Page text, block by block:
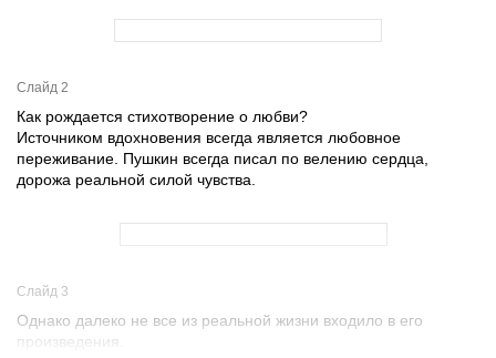
Слайд 2
Как рождается стихотворение о любви?
Источником вдохновения всегда является любовное
переживание. Пушкин всегда писал по велению сердца,
дорожа реальной силой чувства.
Слайд 3
Однако далеко не все из реальной жизни входило в его
произведения.